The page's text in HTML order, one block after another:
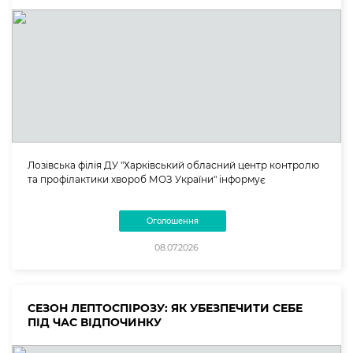
Лозівська філія ДУ "Харківський обласний центр контролю
та профілактики хвороб МОЗ України" інформує
Оголошення
08.07.2026
СЕЗОН ЛЕПТОСПІРОЗУ: ЯК УБЕЗПЕЧИТИ СЕБЕ
ПІД ЧАС ВІДПОЧИНКУ